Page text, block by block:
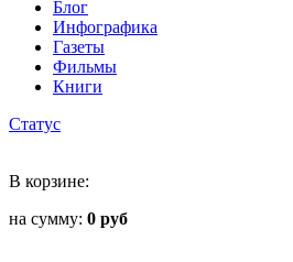
Блог
Инфографика
Газеты
Фильмы
Книги
Статус
В корзине:
на сумму: 0 руб